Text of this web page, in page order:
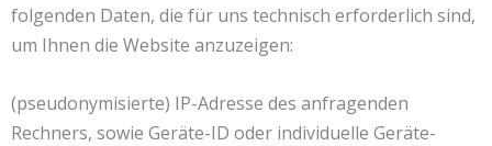
folgenden Daten, die für uns technisch erforderlich sind,
um Ihnen die Website anzuzeigen:
(pseudonymisierte) IP-Adresse des anfragenden
Rechners, sowie Geräte-ID oder individuelle Geräte-